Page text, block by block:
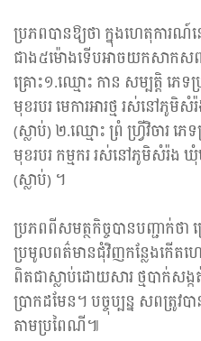
ប្រភពបានឱ្យថា ក្នុងហេតុការណ៍
ជាង៥ម៉ោងទើបអាចយកសាកស
គ្រោះ១.ឈ្មោះ កាន សម្បត្តិ ភេទ
មុខរបរ មេការអារថ្ម រស់នៅភូមិ
(ស្លាប់) ២.ឈ្មោះ ព្រំ ហ្រ្វីវិចារ ភ
មុខរបរ កម្មករ រស់នៅភូមិសំរ៉ង
(ស្លាប់) ។
ប្រភពពីសមត្ថកិច្ចបានបញ្ជាក់ថ
ប្រមូលពត៌មានជុំវិញកន្លែងកើតហ
ពិតជាស្លាប់ដោយសារ ថ្មបាក់សង្
ប្រាកដមែន។ បច្ចុប្បន្ន សពត្រូវ
តាមប្រពៃណី៕